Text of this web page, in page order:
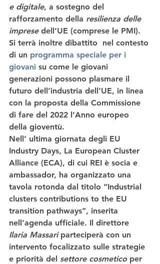
e digitale, a sostegno del
rafforzamento della resilienza delle
imprese dell’UE (comprese le PMI).
Si terrà inoltre dibattito  nel contesto
di un programma speciale per i
giovani su come le giovani
generazioni possono plasmare il
futuro dell’industria dell’UE, in linea
con la proposta della Commissione
di fare del 2022 l’Anno europeo
della gioventù.
Nell’ ultima giornata degli EU
Industry Days, La European Cluster
Alliance (ECA), di cui REI è socia e
ambassador, ha organizzato una
tavola rotonda dal titolo “Industrial
clusters contributions to the EU
transition pathways”, inserita
nell’agenda ufficiale. Il direttore
Ilaria Massari parteciperà con un
intervento focalizzato sulle strategie
e priorità del settore cosmetico per